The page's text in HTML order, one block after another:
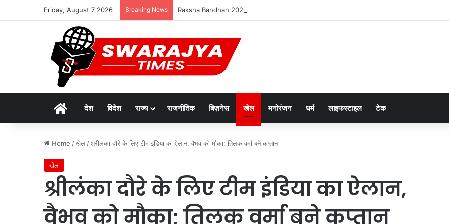
Friday, August 7 2026 Breaking News Raksha Bandhan 2026: रक्षाबंधन पर क्यों दिखेगा चांद अलग रंग में? जानिए इसके पीछे की वैज्ञानिक वजह
Homeदेश विदेश राज्य राजनीतिक बिज़नेस खेल मनोरंजन धर्म लाइफस्टाइल टेक
Home /खेल /श्रीलंका दौरे के लिए टीम इंडिया का ऐलान, वैभव को मौका; तिलक वर्मा बने कप्तान
खेल
श्रीलंका दौरे के लिए टीम इंडिया का ऐलान,
वैभव को मौका; तिलक वर्मा बने कप्तान